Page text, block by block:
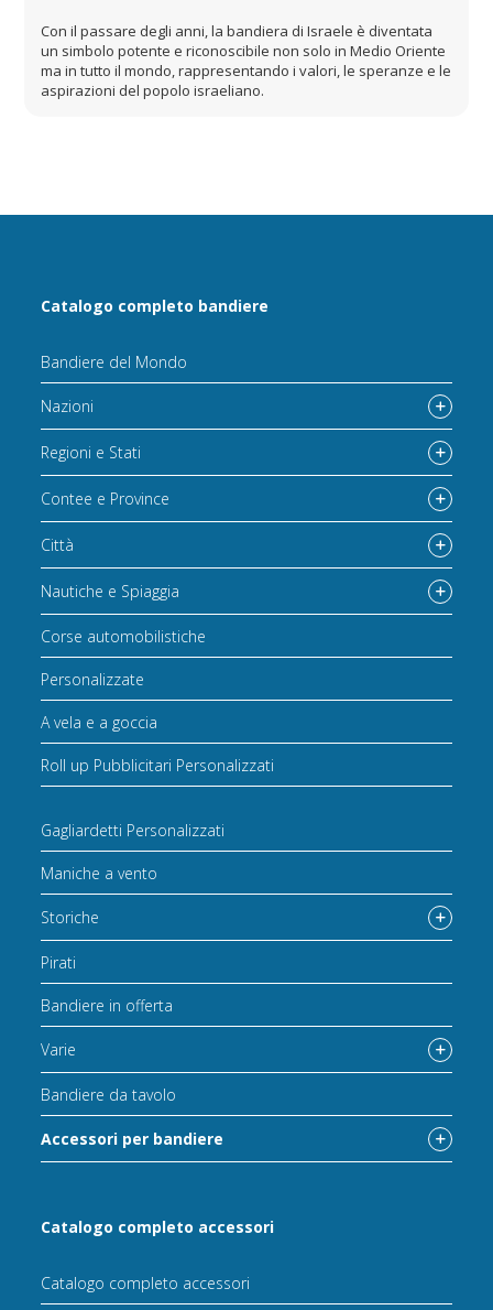
Con il passare degli anni, la bandiera di Israele è diventata
un simbolo potente e riconoscibile non solo in Medio Oriente
ma in tutto il mondo, rappresentando i valori, le speranze e le
aspirazioni del popolo israeliano.
Catalogo completo bandiere
Bandiere del Mondo
Nazioni
Regioni e Stati
Contee e Province
Città
Nautiche e Spiaggia
Corse automobilistiche
Personalizzate
A vela e a goccia
Roll up Pubblicitari Personalizzati
Gagliardetti Personalizzati
Maniche a vento
Storiche
Pirati
Bandiere in offerta
Varie
Bandiere da tavolo
Accessori per bandiere
Catalogo completo accessori
Catalogo completo accessori